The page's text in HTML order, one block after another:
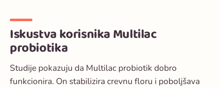
Iskustva korisnika Multilac
probiotika
Studije pokazuju da Multilac probiotik dobro
funkcionira. On stabilizira crevnu floru i poboljšava